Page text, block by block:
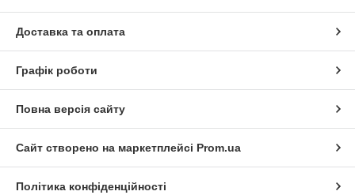
Доставка та оплата
Графік роботи
Повна версія сайту
Сайт створено на маркетплейсі Prom.ua
Політика конфіденційності